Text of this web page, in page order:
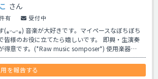
さん
有 受付中
(⁎ᵕᴗᵕ⁎) 音楽が大好きです。マイペースなぼちぼち
皆様のお役に立てたら嬉しいです。 即興・生演奏
得意です。(*Raw music somposer*) 使用楽器…
を報告する